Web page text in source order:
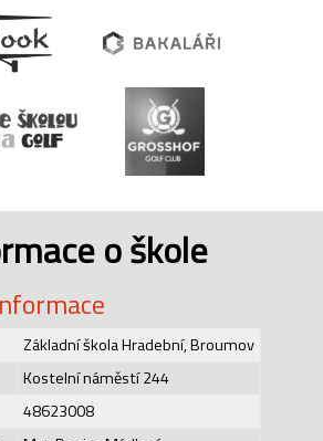
o škole
Základní škola Hradební, Broumov
Kostelní náměstí 244
48623008